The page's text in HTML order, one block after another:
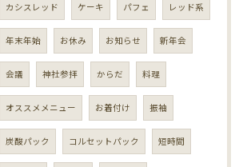
カシスレッド ケーキ パフェ レッド系
年末年始 お休み お知らせ 新年会
会議 神社参拝 からだ 料理
オススメメニュー お着付け 振袖
炭酸パック コルセットパック 短時間